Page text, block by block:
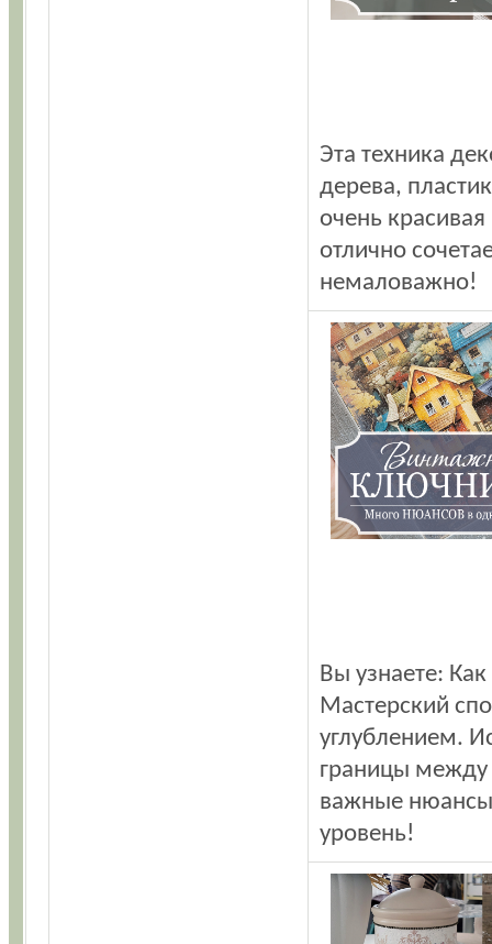
Эта техника
дерева,
очень
отлично
немаловажно!
Вы узнаете:
Мастерский
углублением.
границы
важные
уровень!